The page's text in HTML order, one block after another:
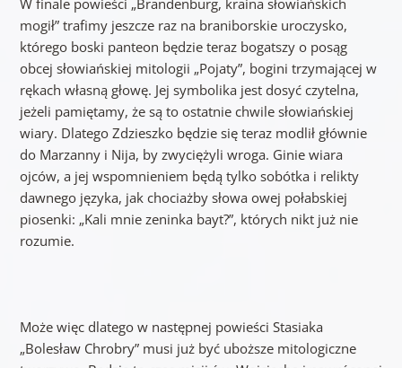
W finale powieści „Brandenburg, kraina słowiańskich
mogił” trafimy jeszcze raz na braniborskie uroczysko,
którego boski panteon będzie teraz bogatszy o posąg
obcej słowiańskiej mitologii „Pojaty”, bogini trzymającej w
rękach własną głowę. Jej symbolika jest dosyć czytelna,
jeżeli pamiętamy, że są to ostatnie chwile słowiańskiej
wiary. Dlatego Zdzieszko będzie się teraz modlił głównie
do Marzanny i Nija, by zwyciężyli wroga. Ginie wiara
ojców, a jej wspomnieniem będą tylko sobótka i relikty
dawnego języka, jak chociażby słowa owej połabskiej
piosenki: „Kali mnie zeninka bayt?”, których nikt już nie
rozumie.
Może więc dlatego w następnej powieści Stasiaka
„Bolesław Chrobry” musi już być uboższe mitologiczne